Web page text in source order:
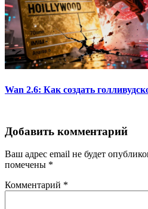
Wan 2.6: Как создать
Добавить комментарий
Ваш адрес email не будет
помечены *
Комментарий *